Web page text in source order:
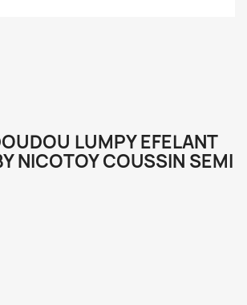
LUMPY EFELANT
NICOTOY COUSSIN SEMI